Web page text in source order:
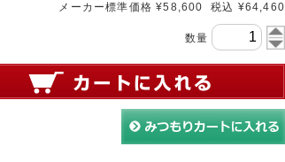
メーカー標準価格 ¥58,600 税込 ¥64,460
数量